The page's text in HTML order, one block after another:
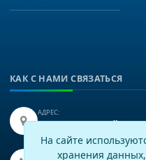
КАК С НАМИ СВЯЗАТЬСЯ
АДРЕС:
Иркутск, улица
ТЕЛЕФОН:
На сайте
хранения